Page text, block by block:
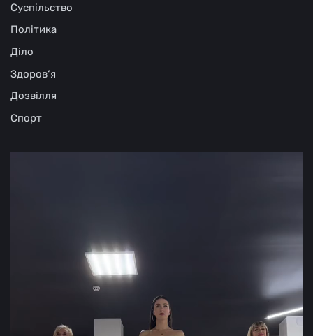
Суспільство
Політика
Діло
Здоров‘я
Дозвілля
Спорт